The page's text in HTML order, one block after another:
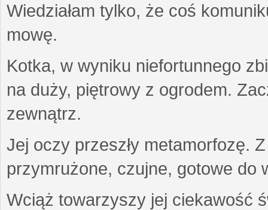
Wiedziałam tylko, że coś
mowę.
Kotka, w wyniku niefortunnego
na duży, piętrowy z ogrodem.
zewnątrz.
Jej oczy przeszły metamorfozę.
przymrużone, czujne, gotowe do
Wciąż towarzyszy jej ciekawość